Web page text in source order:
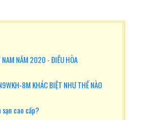
NAM NĂM 2020 - ĐIỀU HÒA
8M KHÁC BIỆT NHƯ THẾ NÀO
cao cấp?